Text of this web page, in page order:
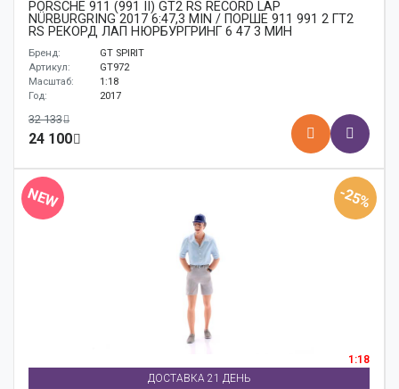
PORSCHE 911 (991 II) GT2 RS RECORD LAP
NÜRBURGRING 2017 6:47,3 MIN / ПОРШЕ 911 991 2 ГТ2
RS РЕКОРД ЛАП НЮРБУРГРИНГ 6 47 3 МИН
Бренд:
GT SPIRIT
Артикул:
GT972
Масштаб:
1:18
Год:
2017
32 133
24 100
NEW -25%
1:18
ДОСТАВКА 21 ДЕНЬ